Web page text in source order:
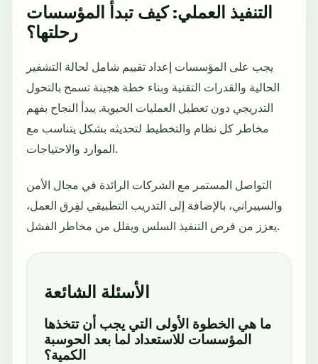
التنفيذ العملي: كيف تبدأ المؤسسات
رحلتها؟
يجب على المؤسسات إعداد تقييم شامل لحالة التشفير
الحالية والقدرات التقنية وبناء خطة هجينة تسمح بالتحول
التدريجي دون تعطيل العمليات الحيوية. يبدأ النجاح بفهم
مخاطر كل نظام والتخطيط لتحديثه بشكل يتناسب مع
الموارد والاحتياجات.
التواصل المستمر مع الشركات الرائدة في مجال الأمن
والسيبراني، بالإضافة إلى التدريب التطبيقي لفِرق العمل،
يعزز من فرص التنفيذ السلس ويقلل من مخاطر الفشل.
الأسئلة الشائعة
ما هي الخطوة الأولى التي يجب أن تتخذها
المؤسسات للاستعداد لما بعد الحوسبة
الكمية؟